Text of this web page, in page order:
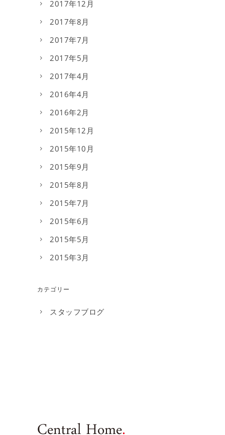
2017年12月
2017年8月
2017年7月
2017年5月
2017年4月
2016年4月
2016年2月
2015年12月
2015年10月
2015年9月
2015年8月
2015年7月
2015年6月
2015年5月
2015年3月
カテゴリー
スタッフブログ